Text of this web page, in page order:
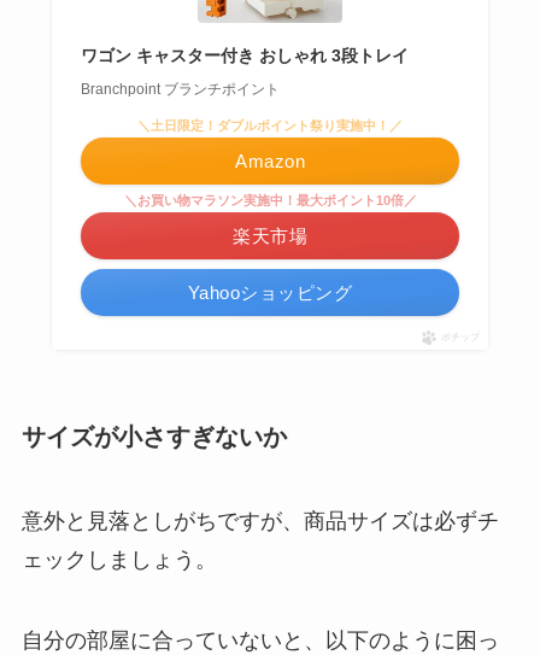
ワゴン キャスター付き おしゃれ 3段トレイ
Branchpoint ブランチポイント
＼土日限定！ダブルポイント祭り実施中！／
Amazon
＼お買い物マラソン実施中！最大ポイント10倍／
楽天市場
Yahooショッピング
ポチップ
サイズが小さすぎないか
意外と見落としがちですが、商品サイズは必ずチ
ェックしましょう。
自分の部屋に合っていないと、以下のように困っ